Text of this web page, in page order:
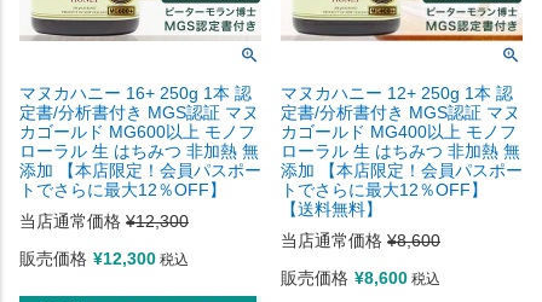
マヌカハニー 16+ 250g 1本 認
定書/分析書付き MGS認証 マヌ
カゴールド MG600以上 モノフ
ローラル 生 はちみつ 非加熱 無
添加 【本店限定！会員パスポー
トでさらに最大12％OFF】
当店通常価格 ¥12,300
販売価格 ¥12,300 税込
マヌカハニー 12+ 250g 1本 認
定書/分析書付き MGS認証 マヌ
カゴールド MG400以上 モノフ
ローラル 生 はちみつ 非加熱 無
添加 【本店限定！会員パスポー
トでさらに最大12％OFF】
【送料無料】
当店通常価格 ¥8,600
販売価格 ¥8,600 税込